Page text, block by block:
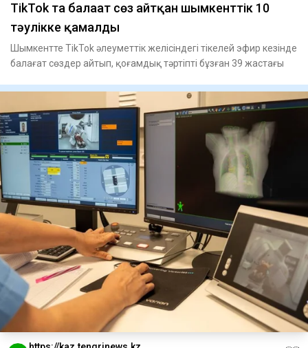
TikTok та балағат сөз айтқан шымкенттік 10
тәулікке қамалды
Шымкентте TikTok әлеуметтік желісіндегі тікелей эфир кезінде
балағат сөздер айтып, қоғамдық тәртіпті бұзған 39 жастағы